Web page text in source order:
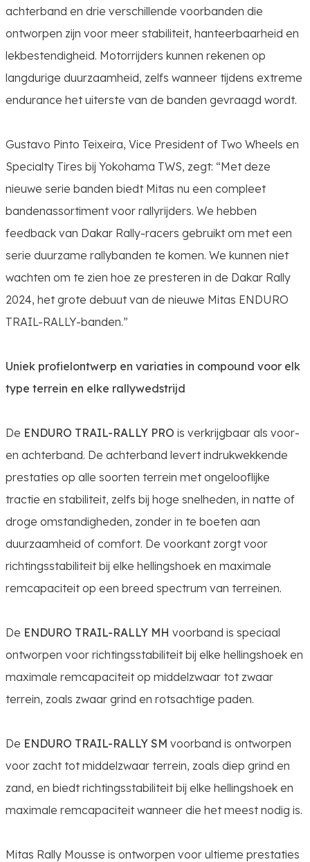
achterband en drie verschillende voorbanden die
ontworpen zijn voor meer stabiliteit, hanteerbaarheid en
lekbestendigheid. Motorrijders kunnen rekenen op
langdurige duurzaamheid, zelfs wanneer tijdens extreme
endurance het uiterste van de banden gevraagd wordt.
Gustavo Pinto Teixeira, Vice President of Two Wheels en
Specialty Tires bij Yokohama TWS, zegt: “Met deze
nieuwe serie banden biedt Mitas nu een compleet
bandenassortiment voor rallyrijders. We hebben
feedback van Dakar Rally-racers gebruikt om met een
serie duurzame rallybanden te komen. We kunnen niet
wachten om te zien hoe ze presteren in de Dakar Rally
2024, het grote debuut van de nieuwe Mitas ENDURO
TRAIL-RALLY-banden.”
Uniek profielontwerp en variaties in compound voor elk
type terrein en elke rallywedstrijd
De ENDURO TRAIL-RALLY PRO is verkrijgbaar als voor-
en achterband. De achterband levert indrukwekkende
prestaties op alle soorten terrein met ongelooflijke
tractie en stabiliteit, zelfs bij hoge snelheden, in natte of
droge omstandigheden, zonder in te boeten aan
duurzaamheid of comfort. De voorkant zorgt voor
richtingsstabiliteit bij elke hellingshoek en maximale
remcapaciteit op een breed spectrum van terreinen.
De ENDURO TRAIL-RALLY MH voorband is speciaal
ontworpen voor richtingsstabiliteit bij elke hellingshoek en
maximale remcapaciteit op middelzwaar tot zwaar
terrein, zoals zwaar grind en rotsachtige paden.
De ENDURO TRAIL-RALLY SM voorband is ontworpen
voor zacht tot middelzwaar terrein, zoals diep grind en
zand, en biedt richtingsstabiliteit bij elke hellingshoek en
maximale remcapaciteit wanneer die het meest nodig is.
Mitas Rally Mousse is ontworpen voor ultieme prestaties